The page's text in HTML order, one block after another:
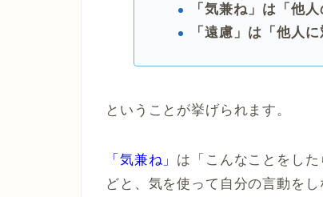
「気兼ね」は「他
「遠慮」は「他人
ということが挙げられます。
「気兼ね」 は「こんなことをし
どと、気を使って自分の言動を